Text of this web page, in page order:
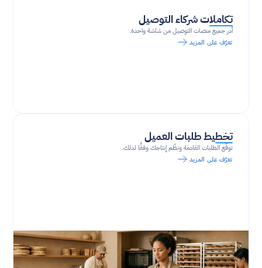
تكاملات شركاء التوصيل
أدر جميع منصات التوصيل من شاشة واحدة.
تعرّف على المزيد
تخطيط طلبات العميل
توقّع الطلبات القادمة ونظّم إنتاجك وفقًا لذلك.
تعرّف على المزيد